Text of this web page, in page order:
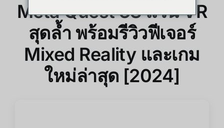
Meta Quest 3S แว่น VR
สุดล้ำ พร้อมรีวิวฟีเจอร์
Mixed Reality และเกม
ใหม่ล่าสุด [2024]